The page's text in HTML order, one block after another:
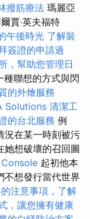
撥筋療法 瑪麗亞
賈·英夫福特
午後時光 了解裝
簽證的申請過
，幫助您管理日
聯想的方式與閃
的外燴服務
Solutions 清潔工
的台北服務 例
況在某一時刻被污
她想破壞的召回圖
起初他本
不想發行當代世界
注意事項，了解
，讓您擁有健康